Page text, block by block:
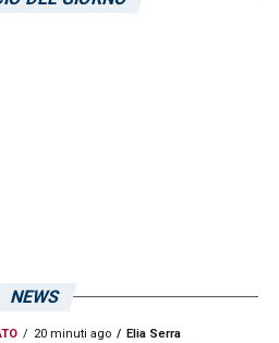
del tecnico
NEWS
20 minuti ago Elia Serra